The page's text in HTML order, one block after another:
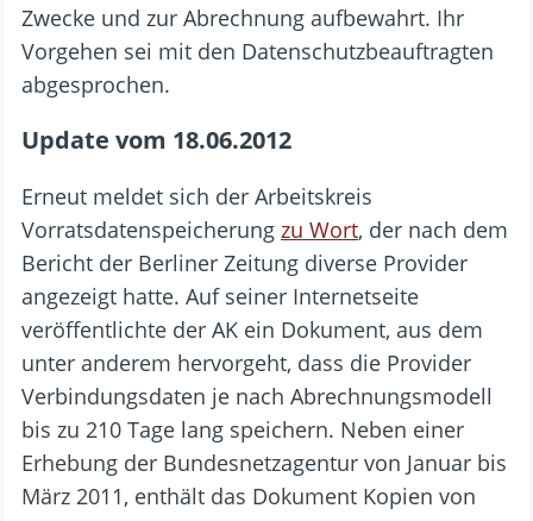
Zwecke und zur Abrechnung aufbewahrt. Ihr
Vorgehen sei mit den Datenschutzbeauftragten
abgesprochen.
Update vom 18.06.2012
Erneut meldet sich der Arbeitskreis
Vorratsdatenspeicherung zu Wort, der nach dem
Bericht der Berliner Zeitung diverse Provider
angezeigt hatte. Auf seiner Internetseite
veröffentlichte der AK ein Dokument, aus dem
unter anderem hervorgeht, dass die Provider
Verbindungsdaten je nach Abrechnungsmodell
bis zu 210 Tage lang speichern. Neben einer
Erhebung der Bundesnetzagentur von Januar bis
März 2011, enthält das Dokument Kopien von